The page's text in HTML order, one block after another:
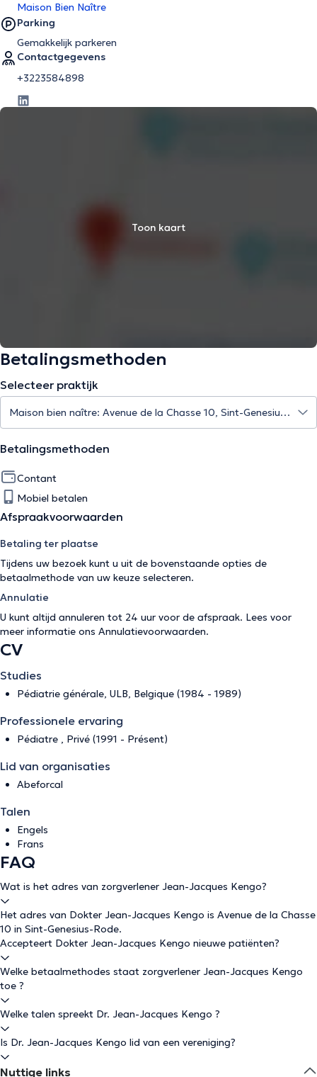
Maison Bien Naître
Parking
Gemakkelijk parkeren
Contactgegevens
+3223584898
Toon kaart
Betalingsmethoden
Selecteer praktijk
Betalingsmethoden
Contant
Mobiel betalen
Afspraakvoorwaarden
Betaling ter plaatse
Tijdens uw bezoek kunt u uit de bovenstaande opties de
betaalmethode van uw keuze selecteren.
Annulatie
U kunt altijd annuleren tot 24 uur voor de afspraak. Lees voor
meer informatie ons Annulatievoorwaarden.
CV
Studies
Pédiatrie générale, ULB, Belgique (1984 - 1989)
Professionele ervaring
Pédiatre , Privé (1991 - Présent)
Lid van organisaties
Abeforcal
Talen
Engels
Frans
FAQ
Wat is het adres van zorgverlener Jean-Jacques Kengo?
Het adres van Dokter Jean-Jacques Kengo is Avenue de la Chasse
10 in Sint-Genesius-Rode.
Accepteert Dokter Jean-Jacques Kengo nieuwe patiënten?
Welke betaalmethodes staat zorgverlener Jean-Jacques Kengo
toe ?
Welke talen spreekt Dr. Jean-Jacques Kengo ?
Is Dr. Jean-Jacques Kengo lid van een vereniging?
Nuttige links